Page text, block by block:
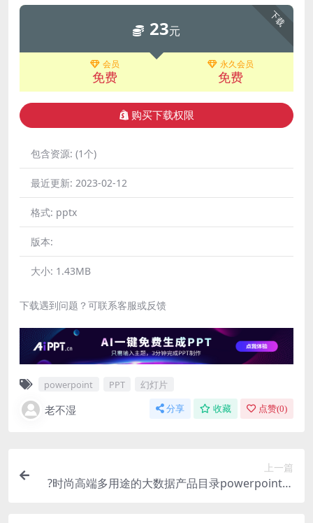
下载
23元
会员
免费
永久会员
免费
购买下载权限
包含资源: (1个)
最近更新: 2023-02-12
格式: pptx
版本:
大小: 1.43MB
下载遇到问题？可联系客服或反馈
powerpoint PPT 幻灯片
老不湿 分享 收藏 点赞(0)
上一篇
?时尚高端多用途的大数据产品目录powerpoint幻